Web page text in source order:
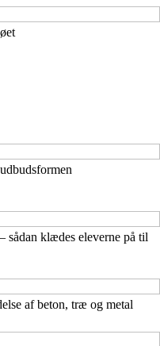
sådan klædes eleverne på til
af beton, træ og metal